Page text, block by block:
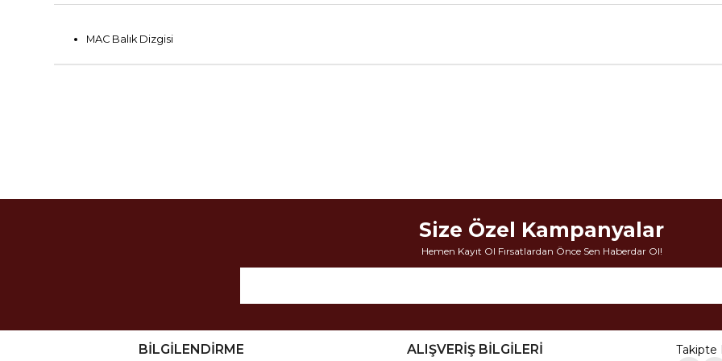
MAC Balık Dizgisi
Size Özel Kampanyalar
Hemen Kayıt Ol Fırsatlardan Önce Sen Haberdar Ol!
BİLGİLENDİRME ALIŞVERİŞ BİLGİLERİ Takipte